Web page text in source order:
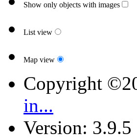
Show only objects with images
List view
Map view
Copyright
in...
Version: 3.9.5